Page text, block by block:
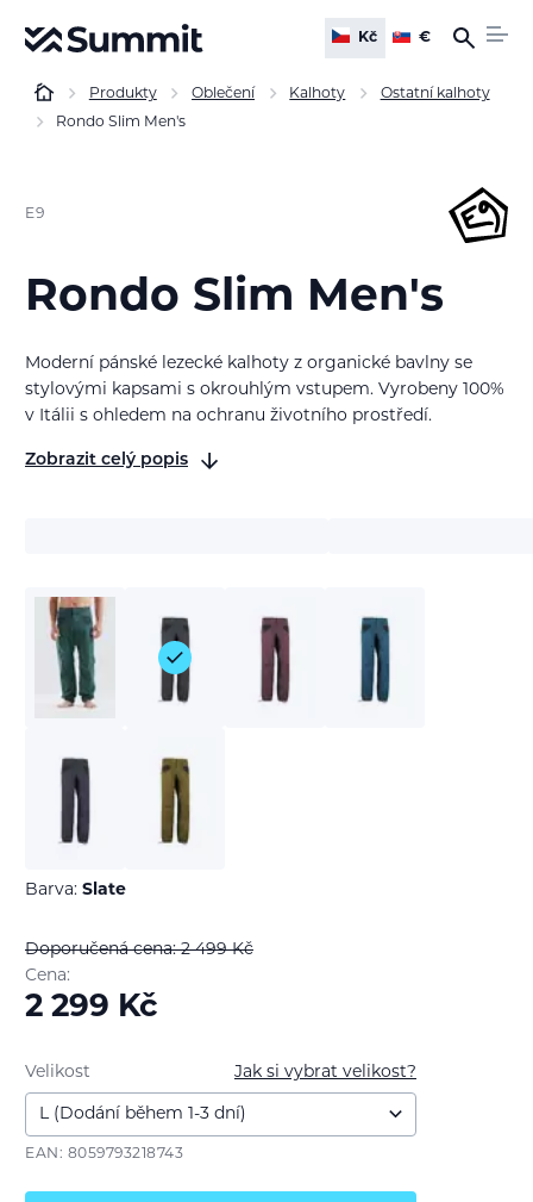
Kč €
Produkty Oblečení Kalhoty
Ostatní kalhoty
Rondo Slim Men's
E9
Rondo Slim Men's
Moderní pánské lezecké kalhoty z organické bavlny se
stylovými kapsami s okrouhlým vstupem. Vyrobeny 100%
v Itálii s ohledem na ochranu životního prostředí.
Zobrazit celý popis
Barva: Slate
Doporučená cena: 2 499Kč
Cena:
2 299 Kč
Jak si vybrat velikost?
Velikost
EAN: 8059793218743